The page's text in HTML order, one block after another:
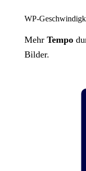
WP-
Mehr Tempo
Bilder.